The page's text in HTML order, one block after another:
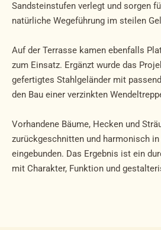
Sandsteinstufen verlegt und sorgen
natürliche Wegeführung im steilen
Auf der Terrasse kamen ebenfalls
zum Einsatz. Ergänzt wurde das
gefertigtes Stahlgeländer mit
den Bau einer verzinkten
Vorhandene Bäume, Hecken und
zurückgeschnitten und harmonisch
eingebunden. Das Ergebnis ist ein
mit Charakter, Funktion und